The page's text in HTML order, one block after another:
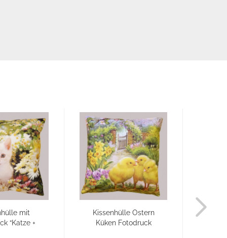
mit
“Katze +
Kissenhülle Ostern
Küken Fotodruck